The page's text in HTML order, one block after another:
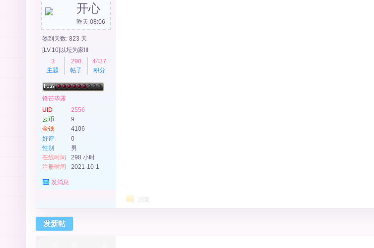
开心
昨天 08:06
签到天数: 823 天
[LV.10]以坛为家III
3
主题
290
帖子
4437
积分
锋芒毕露
UID
2556
云币
9
金钱
4106
好评
0
性别
男
在线时间
298 小时
注册时间
2021-10-1
发消息
回复
发新帖